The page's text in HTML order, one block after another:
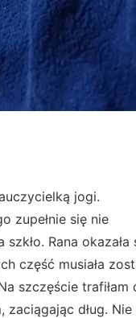
jogi.
zupełnie się nie
Rana okazała
część musiała
szczęście trafiłam
zaciągając dług. Nie